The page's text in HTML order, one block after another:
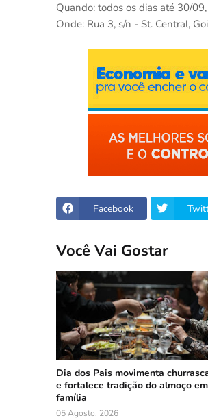
Quando: todos os dias até 30/
Onde: Rua 3, s/n - St. Central,
Facebook
Você Vai Gostar
Dia dos Pais movimenta
e fortalece tradição do almoço em
família
05 Agosto, 2026